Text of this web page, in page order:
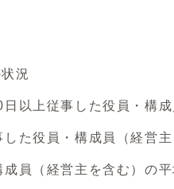
況
上従事した役員・構成
役員・構成員（経営主
（経営主を含む）の平